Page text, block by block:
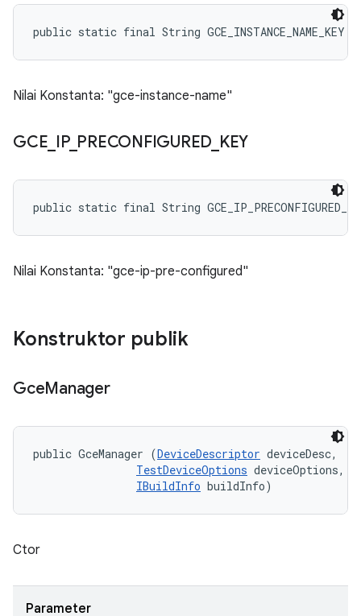
public static final String GCE_INSTANCE_NAME_KEY
Nilai Konstanta: "gce-instance-name"
GCE IP_ PRECONFIGURED KEY
public static final String
Nilai Konstanta: "gce-ip-pre-configured"
Konstruktor publik
GceManager
public GceManager (DeviceDescriptor deviceDesc,
TestDeviceOptions deviceOptions,
IBuildInfo buildInfo)
Ctor
Parameter